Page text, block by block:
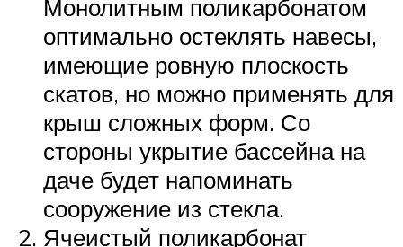
Монолитным поликарбонатом
оптимально остеклять навесы,
имеющие ровную плоскость
скатов, но можно применять для
крыш сложных форм. Со
стороны укрытие бассейна на
даче будет напоминать
сооружение из стекла.
Ячеистый поликарбонат